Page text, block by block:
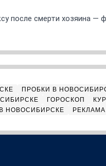
после смерти хозяина —
ПРОБКИ В
ГОРОСКОП
НОВОСИБИРСКЕ